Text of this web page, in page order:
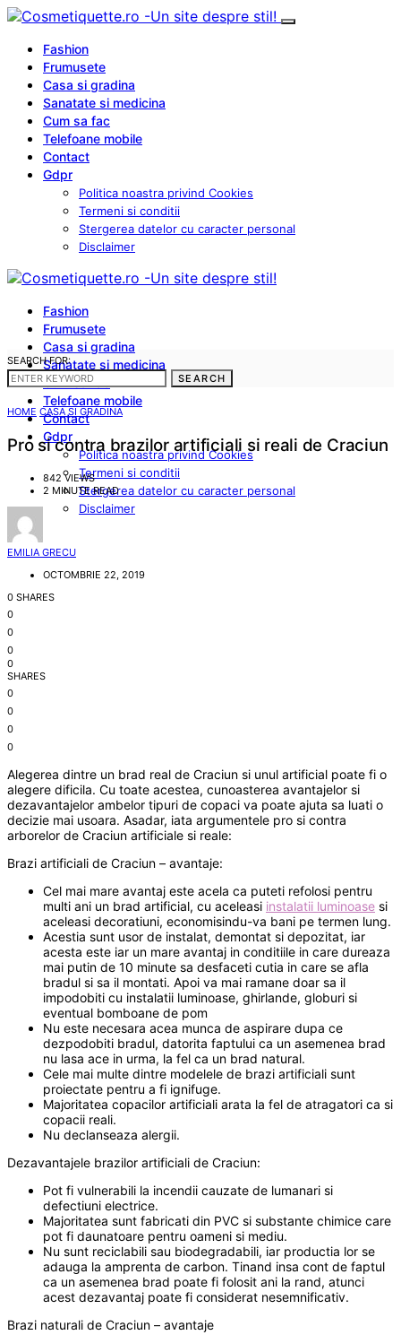
Fashion
Frumusete
Casa si gradina
Sanatate si medicina
Cum sa fac
Telefoane mobile
Contact
Gdpr
Politica noastra privind Cookies
Termeni si conditii
Stergerea datelor cu caracter personal
Disclaimer
Fashion
Frumusete
Casa si gradina
Sanatate si medicina
Cum sa fac
Telefoane mobile
Contact
Gdpr
Politica noastra privind Cookies
Termeni si conditii
Stergerea datelor cu caracter personal
Disclaimer
SEARCH FOR:
SEARCH
HOME CASA SI GRADINA
Pro si contra brazilor artificiali si reali de Craciun
842 VIEWS
2 MINUTE READ
EMILIA GRECU
OCTOMBRIE 22, 2019
0 SHARES
0
0
0
0
SHARES
0
0
0
0
Alegerea dintre un brad real de Craciun si unul artificial poate fi o
alegere dificila. Cu toate acestea, cunoasterea avantajelor si
dezavantajelor ambelor tipuri de copaci va poate ajuta sa luati o
decizie mai usoara. Asadar, iata argumentele pro si contra
arborelor de Craciun artificiale si reale:
Brazi artificiali de Craciun – avantaje:
Cel mai mare avantaj este acela ca puteti refolosi pentru
multi ani un brad artificial, cu aceleasi instalatii luminoase si
aceleasi decoratiuni, economisindu-va bani pe termen lung.
Acestia sunt usor de instalat, demontat si depozitat, iar
acesta este iar un mare avantaj in conditiile in care dureaza
mai putin de 10 minute sa desfaceti cutia in care se afla
bradul si sa il montati. Apoi va mai ramane doar sa il
impodobiti cu instalatii luminoase, ghirlande, globuri si
eventual bomboane de pom
Nu este necesara acea munca de aspirare dupa ce
dezpodobiti bradul, datorita faptului ca un asemenea brad
nu lasa ace in urma, la fel ca un brad natural.
Cele mai multe dintre modelele de brazi artificiali sunt
proiectate pentru a fi ignifuge.
Majoritatea copacilor artificiali arata la fel de atragatori ca si
copacii reali.
Nu declanseaza alergii.
Dezavantajele brazilor artificiali de Craciun:
Pot fi vulnerabili la incendii cauzate de lumanari si
defectiuni electrice.
Majoritatea sunt fabricati din PVC si substante chimice care
pot fi daunatoare pentru oameni si mediu.
Nu sunt reciclabili sau biodegradabili, iar productia lor se
adauga la amprenta de carbon. Tinand insa cont de faptul
ca un asemenea brad poate fi folosit ani la rand, atunci
acest dezavantaj poate fi considerat nesemnificativ.
Brazi naturali de Craciun – avantaje